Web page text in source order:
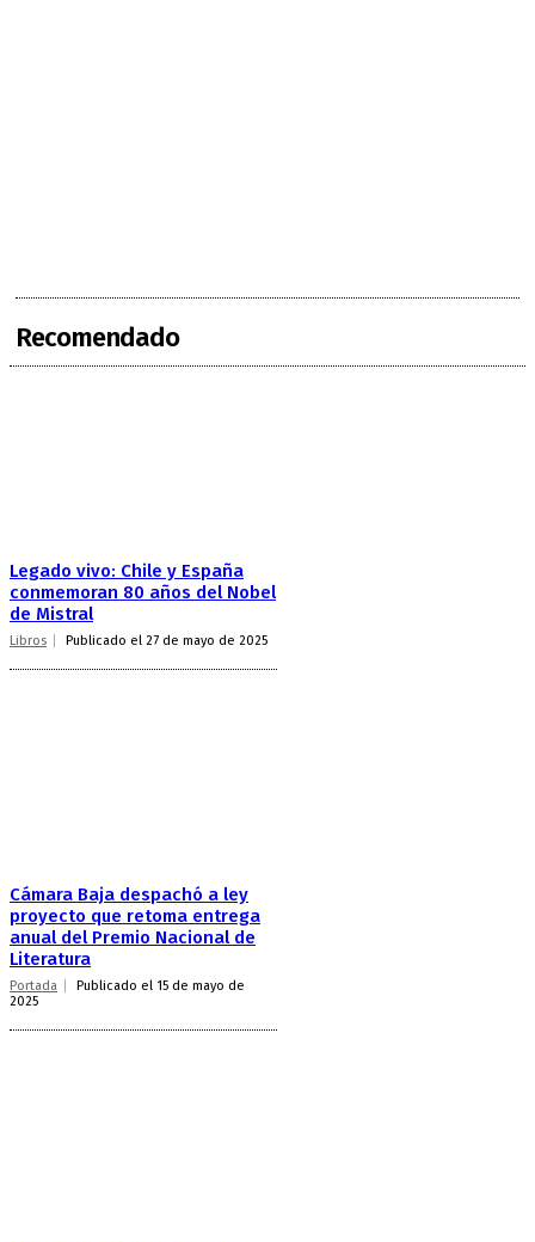
Recomendado
Legado vivo: Chile y España
conmemoran 80 años del Nobel
de Mistral
Libros Publicado el 27 de mayo de 2025
Cámara Baja despachó a ley
proyecto que retoma entrega
anual del Premio Nacional de
Literatura
Portada
Publicado el 15 de mayo de
2025